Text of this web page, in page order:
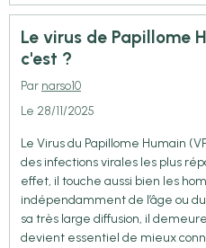
Le virus de Papillome
c'est ?
Par narso10
Le 28/11/2025
Le Virus du Papillome Humain
des infections virales les plus
effet, il touche aussi bien les
indépendamment de l’âge ou
sa très large diffusion, il
devient essentiel de mieux